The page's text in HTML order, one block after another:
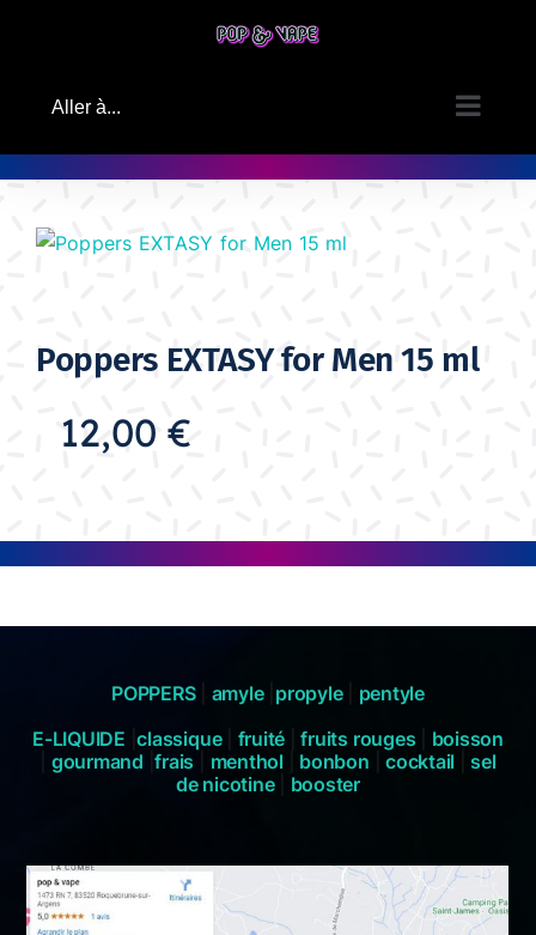
Aller à...
Poppers EXTASY for Men 15 ml
12,00 €
POPPERS| amyle| propyle| pentyle
E-LIQUIDE |classique fruité fruits rouges
boisson
gourmand |frais menthol bonbon |cocktail
sel
de nicotine| booster